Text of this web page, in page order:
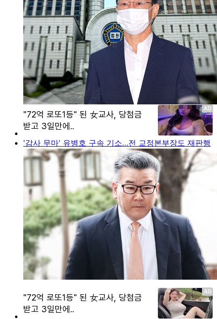
'감사 무마' 유병호 구속 기소…전 교정본부장도 재판행